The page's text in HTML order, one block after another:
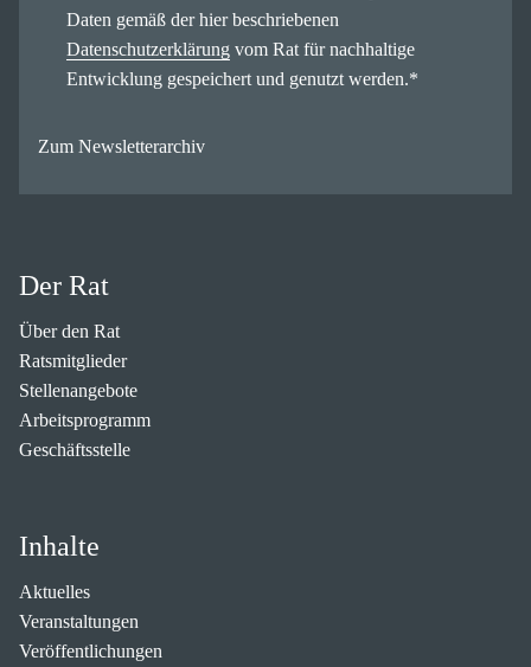
Daten gemäß der hier beschriebenen
Datenschutzerklärung vom Rat für nachhaltige
Entwicklung gespeichert und genutzt werden.*
Zum Newsletterarchiv
Der Rat
Über den Rat
Ratsmitglieder
Stellenangebote
Arbeitsprogramm
Geschäftsstelle
Inhalte
Aktuelles
Veranstaltungen
Veröffentlichungen